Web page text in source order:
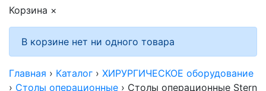
Корзина ×
В корзине нет ни одного товара
Главная › Каталог › ХИРУРГИЧЕСКОЕ оборудование
› Столы операционные › Столы операционные Stern